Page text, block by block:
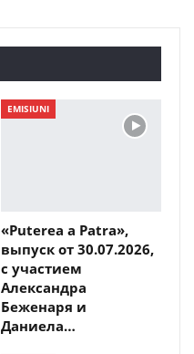
EMISIUNI
«Puterea a Patra»,
выпуск от 30.07.2026,
с участием
Александра
Беженаря и
Даниела…